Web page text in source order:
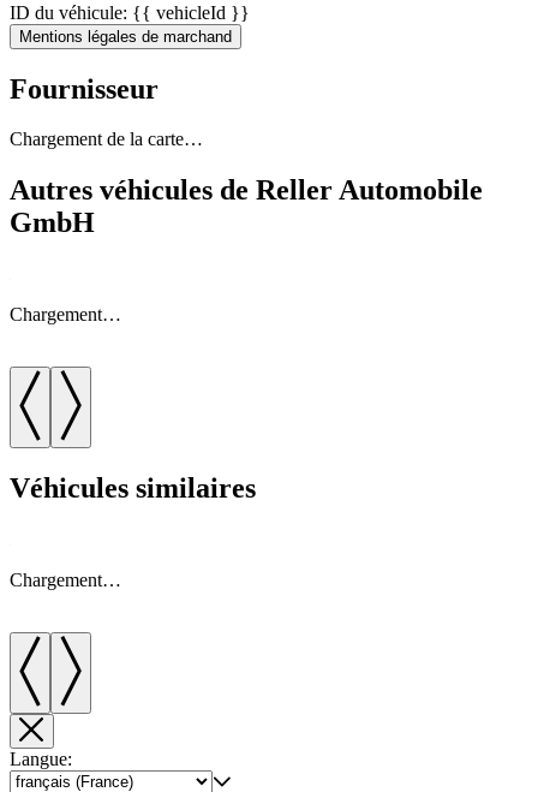
ID du véhicule: {{ vehicleId }}
Mentions légales de marchand
Fournisseur
Chargement de la carte…
Autres véhicules de Reller Automobile
GmbH
Chargement…
Véhicules similaires
Chargement…
Langue: